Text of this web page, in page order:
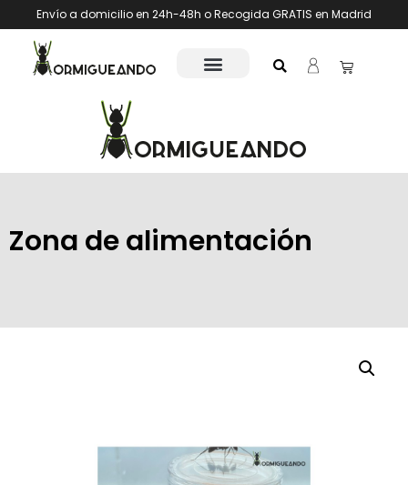
Envío a domicilio en 24h-48h o Recogida GRATIS en Madrid
Zona de alimentación